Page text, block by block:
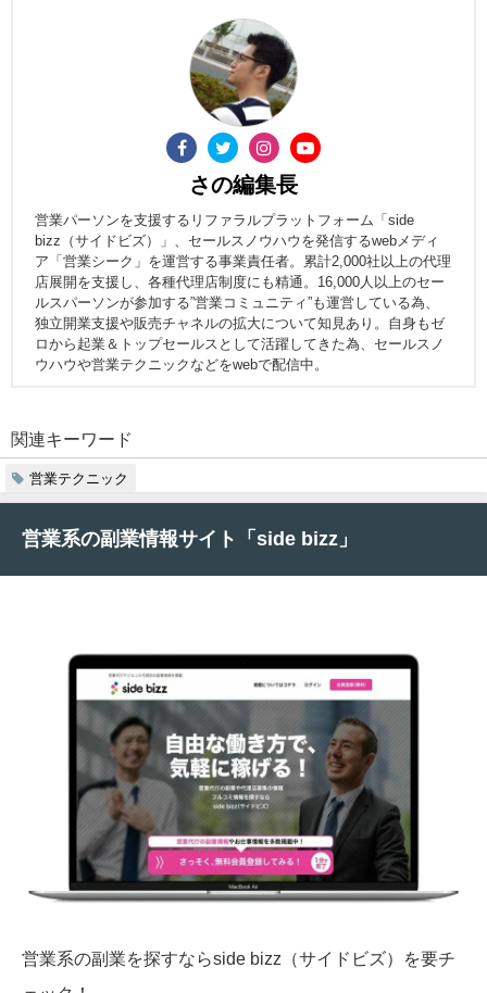
さの編集長
営業パーソンを支援するリファラルプラットフォーム「side
bizz（サイドビズ）」、セールスノウハウを発信するwebメディ
ア「営業シーク」を運営する事業責任者。累計2,000社以上の代理
店展開を支援し、各種代理店制度にも精通。16,000人以上のセー
ルスパーソンが参加する”営業コミュニティ”も運営している為、
独立開業支援や販売チャネルの拡大について知見あり。自身もゼ
ロから起業＆トップセールスとして活躍してきた為、セールスノ
ウハウや営業テクニックなどをwebで配信中。
関連キーワード
営業テクニック
営業系の副業情報サイト「side bizz」
営業系の副業を探すならside bizz（サイドビズ）を要チ